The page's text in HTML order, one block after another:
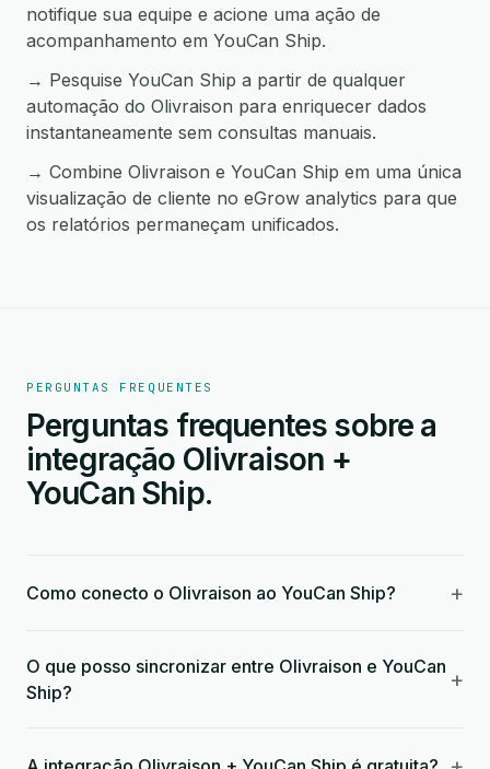
notifique sua equipe e acione uma ação de
acompanhamento em YouCan Ship.
→ Pesquise YouCan Ship a partir de qualquer
automação do Olivraison para enriquecer dados
instantaneamente sem consultas manuais.
→ Combine Olivraison e YouCan Ship em uma única
visualização de cliente no eGrow analytics para que
os relatórios permaneçam unificados.
PERGUNTAS FREQUENTES
Perguntas frequentes sobre a
integração Olivraison +
YouCan Ship.
Como conecto o Olivraison ao YouCan Ship? +
O que posso sincronizar entre Olivraison e YouCan
Ship?
+